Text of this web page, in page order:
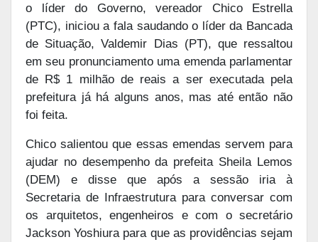
o líder do Governo, vereador Chico Estrella
(PTC), iniciou a fala saudando o líder da Bancada
de Situação, Valdemir Dias (PT), que ressaltou
em seu pronunciamento uma emenda parlamentar
de R$ 1 milhão de reais a ser executada pela
prefeitura já há alguns anos, mas até então não
foi feita.
Chico salientou que essas emendas servem para
ajudar no desempenho da prefeita Sheila Lemos
(DEM) e disse que após a sessão iria à
Secretaria de Infraestrutura para conversar com
os arquitetos, engenheiros e com o secretário
Jackson Yoshiura para que as providências sejam